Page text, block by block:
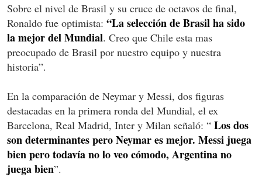
Sobre el nivel de Brasil y su cruce de octavos de final,
Ronaldo fue optimista: “La selección de Brasil ha sido
la mejor del Mundial. Creo que Chile esta mas
preocupado de Brasil por nuestro equipo y nuestra
historia”.
En la comparación de Neymar y Messi, dos figuras
destacadas en la primera ronda del Mundial, el ex
Barcelona, Real Madrid, Inter y Milan señaló: “ Los dos
son determinantes pero Neymar es mejor. Messi juega
bien pero todavía no lo veo cómodo, Argentina no
juega bien”.